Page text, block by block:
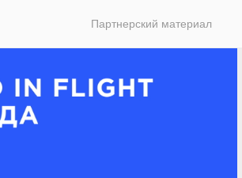
Партнерский материал